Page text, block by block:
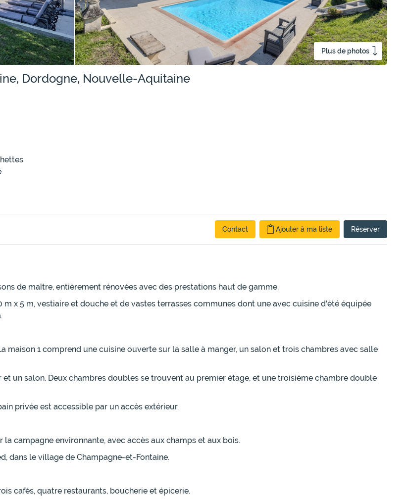
Plus de photos
Dordogne, Nouvelle-Aquitaine
Contact Ajouter à ma liste Réserver
de maître, entièrement rénovées avec des prestations haut de gamme.
x 5 m, vestiaire et douche et de vastes terrasses communes dont une avec cuisine d'été équipée
maison 1 comprend une cuisine ouverte sur la salle à manger, un salon et trois chambres avec salle
un salon. Deux chambres doubles se trouvent au premier étage, et une troisième chambre double
privée est accessible par un accès extérieur.
campagne environnante, avec accès aux champs et aux bois.
dans le village de Champagne-et-Fontaine.
cafés, quatre restaurants, boucherie et épicerie.